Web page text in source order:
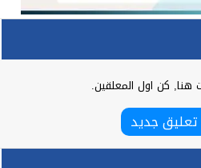
هنا, كن اول المعلقين.
جديد